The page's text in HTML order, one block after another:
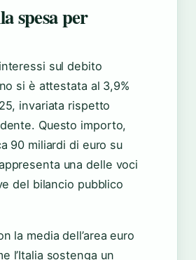
spesa per
sul debito
si è attestata al 3,9%
invariata rispetto
Questo importo,
90 miliardi di euro su
una delle voci
del bilancio pubblico
la media dell’area euro
l’Italia sostenga un